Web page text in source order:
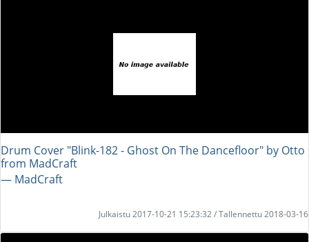
Drum Cover "Blink-182 - Ghost On The Dancefloor" by Otto
from MadCraft
― MadCraft
Julkaistu 2017-10-21 15:23:32 / Tallennettu 2018-03-16